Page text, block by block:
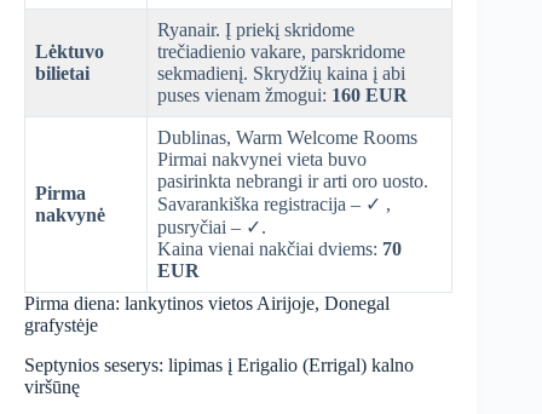
Lėktuvo
bilietai
Ryanair. Į priekį skridome
trečiadienio vakare, parskridome
sekmadienį. Skrydžių kaina į abi
puses vienam žmogui: 160 EUR
Pirma
nakvynė
Dublinas, Warm Welcome Rooms
Pirmai nakvynei vieta buvo
pasirinkta nebrangi ir arti oro uosto.
Savarankiška registracija – ✓ ,
pusryčiai – ✓.
Kaina vienai nakčiai dviems: 70
EUR
Pirma diena: lankytinos vietos Airijoje, Donegal
grafystėje
Septynios seserys: lipimas į Erigalio (Errigal) kalno
viršūnę